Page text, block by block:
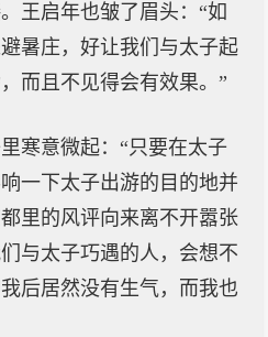
王启年也皱了眉头：“如
暑庄，好让我们与太子起
而且不见得会有效果。”
寒意微起：“只要在太子
一下太子出游的目的地并
里的风评向来离不开嚣张
与太子巧遇的人，会想不
后居然没有生气，而我也